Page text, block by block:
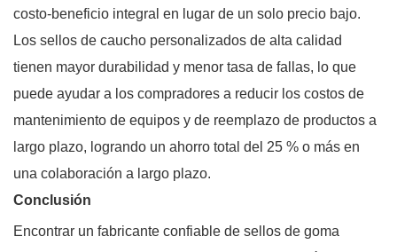
costo-beneficio integral en lugar de un solo precio bajo.
Los sellos de caucho personalizados de alta calidad
tienen mayor durabilidad y menor tasa de fallas, lo que
puede ayudar a los compradores a reducir los costos de
mantenimiento de equipos y de reemplazo de productos a
largo plazo, logrando un ahorro total del 25 % o más en
una colaboración a largo plazo.
Conclusión
Encontrar un fabricante confiable de sellos de goma